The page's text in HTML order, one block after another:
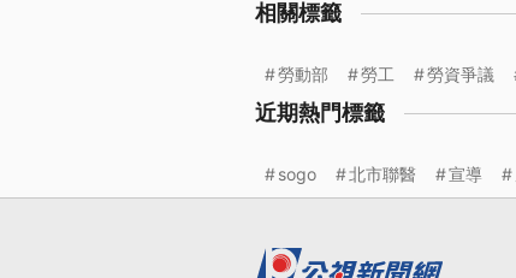
相關標籤
勞動部 勞工 勞資爭議
近期熱門標籤
sogo 北市聯醫 宣導